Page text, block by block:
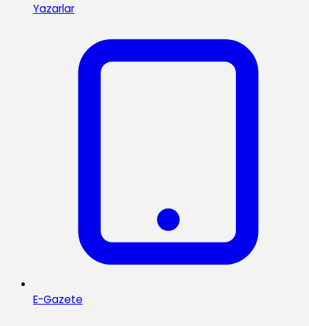
Yazarlar
E-Gazete